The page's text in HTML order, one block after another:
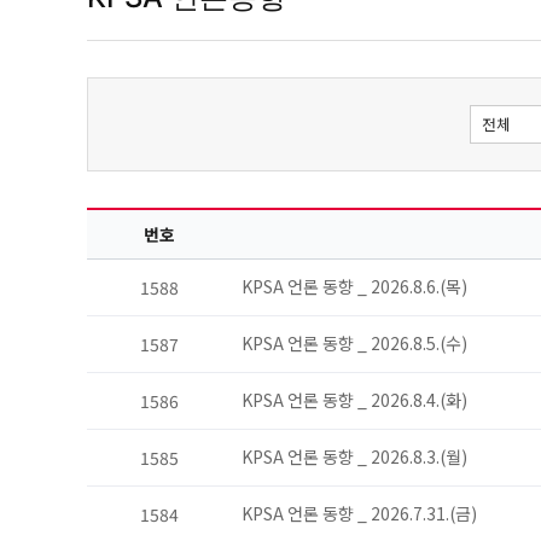
번호
1588 KPSA 언론 동향 _ 2026.8.6.(목)
1587 KPSA 언론 동향 _ 2026.8.5.(수)
1586 KPSA 언론 동향 _ 2026.8.4.(화)
1585 KPSA 언론 동향 _ 2026.8.3.(월)
1584 KPSA 언론 동향 _ 2026.7.31.(금)